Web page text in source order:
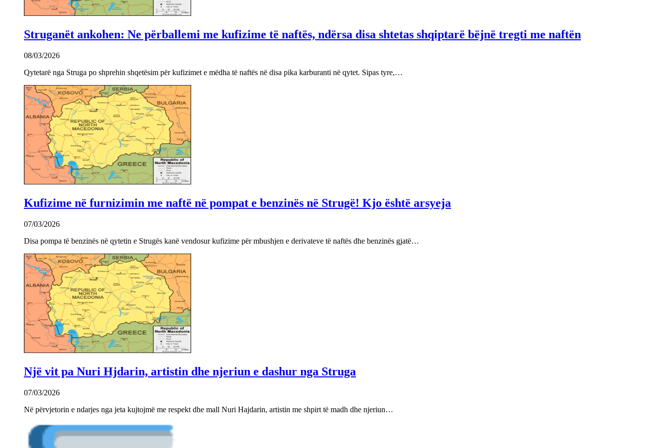
Struganët ankohen: Ne përballemi me kufizime të naftës, ndërsa disa shtetas shqiptarë bëjnë tregti me naftën
08/03/2026
Qytetarë nga Struga po shprehin shqetësim për kufizimet e mëdha të naftës në disa pika karburanti në qytet. Sipas tyre,…
Kufizime në furnizimin me naftë në pompat e benzinës në Strugë! Kjo është arsyeja
07/03/2026
Disa pompa të benzinës në qytetin e Strugës kanë vendosur kufizime për mbushjen e derivateve të naftës dhe benzinës gjatë…
Një vit pa Nuri Hjdarin, artistin dhe njeriun e dashur nga Struga
07/03/2026
Në përvjetorin e ndarjes nga jeta kujtojmë me respekt dhe mall Nuri Hajdarin, artistin me shpirt të madh dhe njeriun…